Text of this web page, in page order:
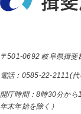
〒501-0692 岐阜県揖斐
電話：0585-22-2111(
開庁時間：8時30分か
年末年始を除く）